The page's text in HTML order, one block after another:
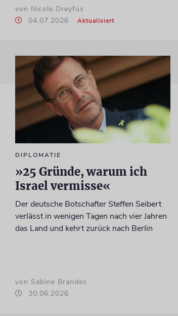
von Nicole Dreyfus
04.07.2026
Aktualisiert
DIPLOMATIE
»25 Gründe, warum ich
Israel vermisse«
Der deutsche Botschafter Steffen Seibert
verlässt in wenigen Tagen nach vier Jahren
das Land und kehrt zurück nach Berlin
von Sabine Brandes
30.06.2026